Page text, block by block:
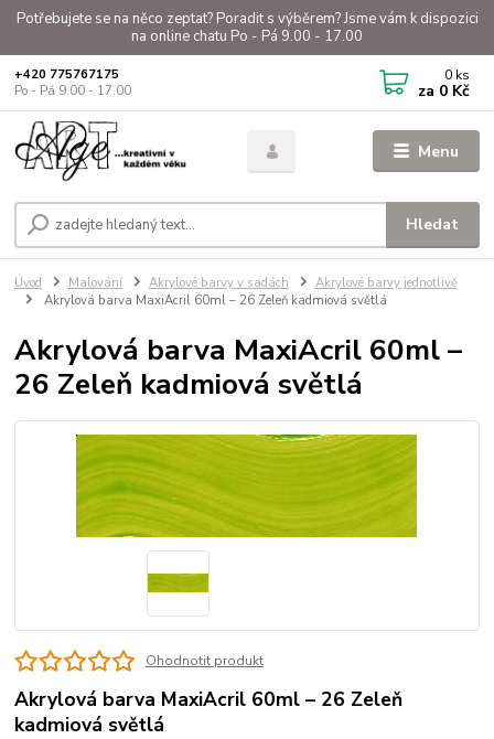
Potřebujete se na něco zeptat? Poradit s výběrem? Jsme vám k dispozici
na online chatu Po - Pá 9.00 - 17.00
Menu
Hledat
+420 775767175
Po - Pá 9.00 - 17.00
0 ks
za 0 Kč
Úvod Malování Akrylové barvy v sadách
Akrylové barvy jednotlivě
Akrylová barva MaxiAcril 60ml – 26 Zeleň kadmiová světlá
Akrylová barva MaxiAcril 60ml –
26 Zeleň kadmiová světlá
Ohodnotit produkt
Akrylová barva MaxiAcril 60ml – 26 Zeleň
kadmiová světlá